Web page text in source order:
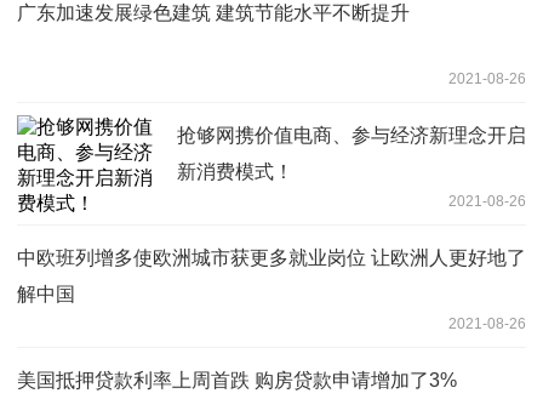
广东加速发展绿色建筑 建筑节能水平不断提升
2021-08-26
抢够网携价值电商、参与经济新理念开启
新消费模式！
2021-08-26
中欧班列增多使欧洲城市获更多就业岗位 让欧洲人更好地了
解中国
2021-08-26
美国抵押贷款利率上周首跌 购房贷款申请增加了3%